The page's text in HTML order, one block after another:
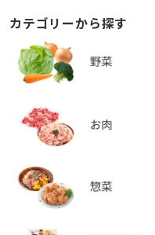
カテゴリーから探す